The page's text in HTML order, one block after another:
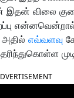
இதன் விலை
எவ்வளவு